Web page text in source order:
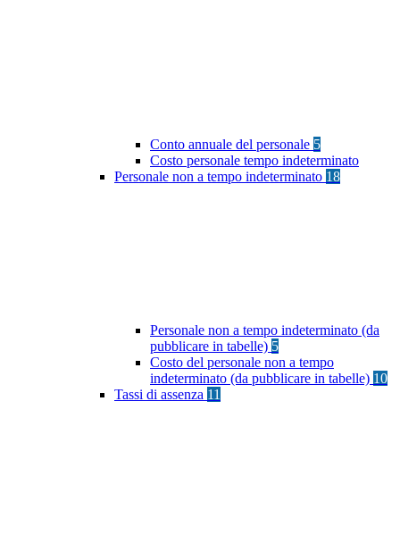
Conto annuale del personale 5
Costo personale tempo indeterminato
Personale non a tempo indeterminato 18
Personale non a tempo indeterminato (da
pubblicare in tabelle) 5
Costo del personale non a tempo
indeterminato (da pubblicare in tabelle) 10
Tassi di assenza 11